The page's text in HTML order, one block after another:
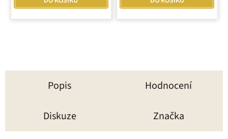
Popis Hodnocení
Diskuze Značka